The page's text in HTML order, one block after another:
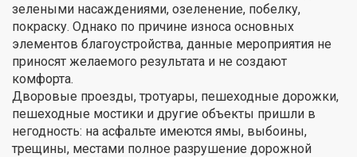
зелеными насаждениями, озеленение, побелку,
покраску. Однако по причине износа основных
элементов благоустройства, данные мероприятия не
приносят желаемого результата и не создают
комфорта.
Дворовые проезды, тротуары, пешеходные дорожки,
пешеходные мостики и другие объекты пришли в
негодность: на асфальте имеются ямы, выбоины,
трещины, местами полное разрушение дорожной